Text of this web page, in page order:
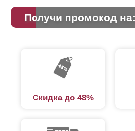
Получи промокод на:
Скидка до 48%